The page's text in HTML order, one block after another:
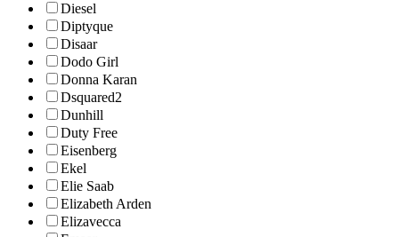
Diesel
Diptyque
Disaar
Dodo Girl
Donna Karan
Dsquared2
Dunhill
Duty Free
Eisenberg
Ekel
Elie Saab
Elizabeth Arden
Elizavecca